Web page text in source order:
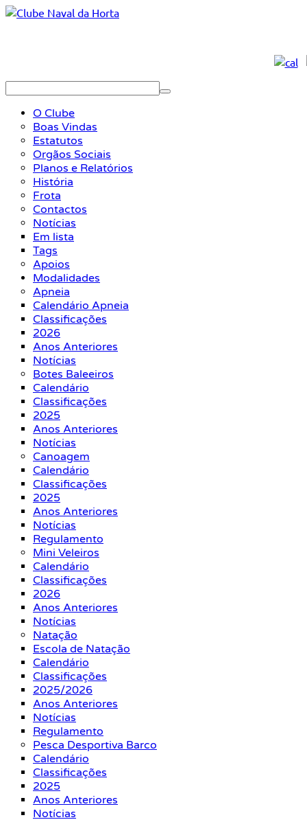
O Clube
Boas Vindas
Estatutos
Orgãos Sociais
Planos e Relatórios
História
Frota
Contactos
Notícias
Em lista
Tags
Apoios
Modalidades
Apneia
Calendário Apneia
Classificações
2026
Anos Anteriores
Notícias
Botes Baleeiros
Calendário
Classificações
2025
Anos Anteriores
Notícias
Canoagem
Calendário
Classificações
2025
Anos Anteriores
Notícias
Regulamento
Mini Veleiros
Calendário
Classificações
2026
Anos Anteriores
Notícias
Natação
Escola de Natação
Calendário
Classificações
2025/2026
Anos Anteriores
Notícias
Regulamento
Pesca Desportiva Barco
Calendário
Classificações
2025
Anos Anteriores
Notícias